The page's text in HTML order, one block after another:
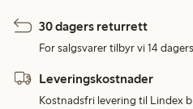
30 dagers returrett
For salgsvarer tilbyr vi 14
Leveringskostnader
Kostnadsfri levering til Lindex